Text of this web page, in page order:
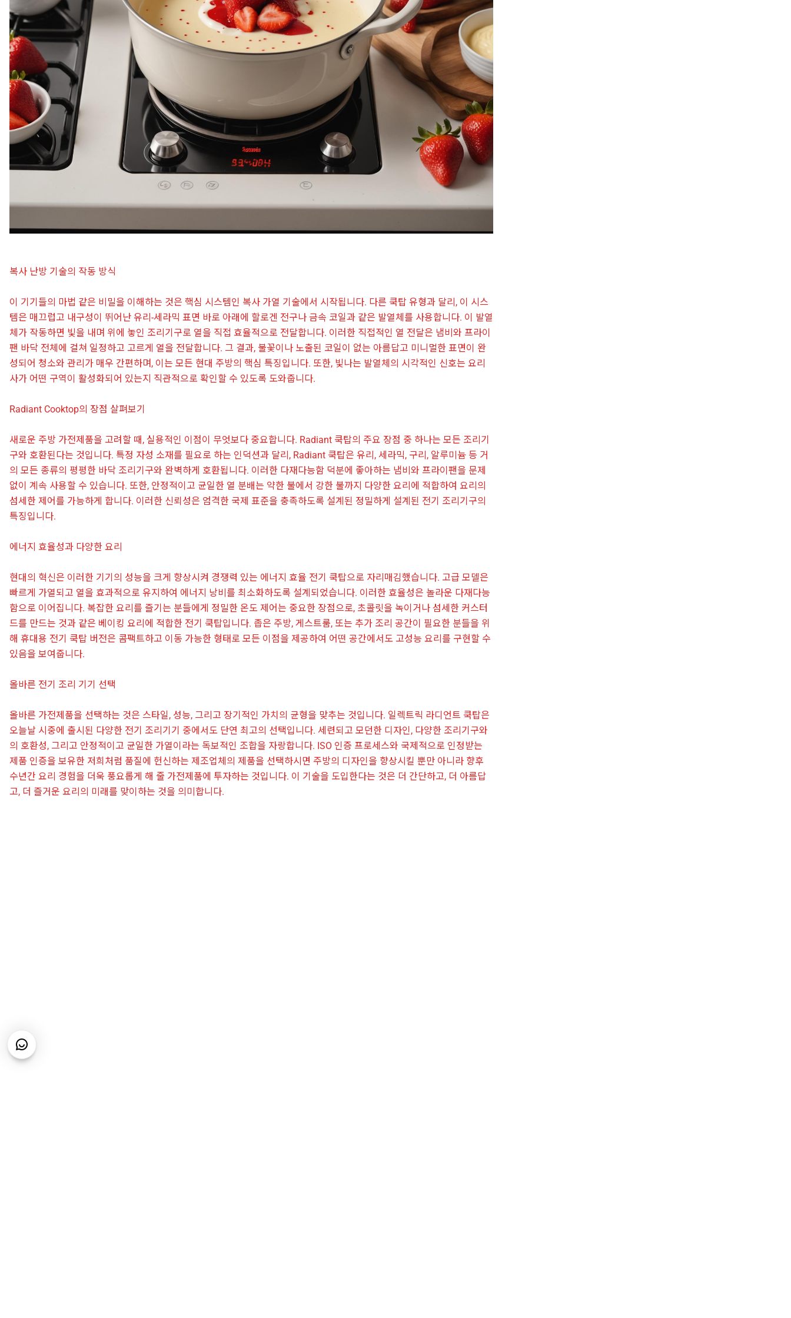
복사 난방 기술의 작동 방식
이 기기들의 마법 같은 비밀을 이해하는 것은 핵심 시스템인 복사 가열 기술에서 시작됩니다. 다른 쿡탑 유형과 달리, 이 시스
템은 매끄럽고 내구성이 뛰어난 유리-세라믹 표면 바로 아래에 할로겐 전구나 금속 코일과 같은 발열체를 사용합니다. 이 발열
체가 작동하면 빛을 내며 위에 놓인 조리기구로 열을 직접 효율적으로 전달합니다. 이러한 직접적인 열 전달은 냄비와 프라이
팬 바닥 전체에 걸쳐 일정하고 고르게 열을 전달합니다. 그 결과, 불꽃이나 노출된 코일이 없는 아름답고 미니멀한 표면이 완
성되어 청소와 관리가 매우 간편하며, 이는 모든 현대 주방의 핵심 특징입니다. 또한, 빛나는 발열체의 시각적인 신호는 요리
사가 어떤 구역이 활성화되어 있는지 직관적으로 확인할 수 있도록 도와줍니다.
Radiant Cooktop의 장점 살펴보기
새로운 주방 가전제품을 고려할 때, 실용적인 이점이 무엇보다 중요합니다. Radiant 쿡탑의 주요 장점 중 하나는 모든 조리기
구와 호환된다는 것입니다. 특정 자성 소재를 필요로 하는 인덕션과 달리, Radiant 쿡탑은 유리, 세라믹, 구리, 알루미늄 등 거
의 모든 종류의 평평한 바닥 조리기구와 완벽하게 호환됩니다. 이러한 다재다능함 덕분에 좋아하는 냄비와 프라이팬을 문제
없이 계속 사용할 수 있습니다. 또한, 안정적이고 균일한 열 분배는 약한 불에서 강한 불까지 다양한 요리에 적합하여 요리의
섬세한 제어를 가능하게 합니다. 이러한 신뢰성은 엄격한 국제 표준을 충족하도록 설계된 정밀하게 설계된 전기 조리기구의
특징입니다.
에너지 효율성과 다양한 요리
현대의 혁신은 이러한 기기의 성능을 크게 향상시켜 경쟁력 있는 에너지 효율 전기 쿡탑으로 자리매김했습니다. 고급 모델은
빠르게 가열되고 열을 효과적으로 유지하여 에너지 낭비를 최소화하도록 설계되었습니다. 이러한 효율성은 놀라운 다재다능
함으로 이어집니다. 복잡한 요리를 즐기는 분들에게 정밀한 온도 제어는 중요한 장점으로, 초콜릿을 녹이거나 섬세한 커스터
드를 만드는 것과 같은 베이킹 요리에 적합한 전기 쿡탑입니다. 좁은 주방, 게스트룸, 또는 추가 조리 공간이 필요한 분들을 위
해 휴대용 전기 쿡탑 버전은 콤팩트하고 이동 가능한 형태로 모든 이점을 제공하여 어떤 공간에서도 고성능 요리를 구현할 수
있음을 보여줍니다.
올바른 전기 조리 기기 선택
올바른 가전제품을 선택하는 것은 스타일, 성능, 그리고 장기적인 가치의 균형을 맞추는 것입니다. 일렉트릭 라디언트 쿡탑은
오늘날 시중에 출시된 다양한 전기 조리기기 중에서도 단연 최고의 선택입니다. 세련되고 모던한 디자인, 다양한 조리기구와
의 호환성, 그리고 안정적이고 균일한 가열이라는 독보적인 조합을 자랑합니다. ISO 인증 프로세스와 국제적으로 인정받는
제품 인증을 보유한 저희처럼 품질에 헌신하는 제조업체의 제품을 선택하시면 주방의 디자인을 향상시킬 뿐만 아니라 향후
수년간 요리 경험을 더욱 풍요롭게 해 줄 가전제품에 투자하는 것입니다. 이 기술을 도입한다는 것은 더 간단하고, 더 아름답
고, 더 즐거운 요리의 미래를 맞이하는 것을 의미합니다.